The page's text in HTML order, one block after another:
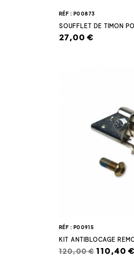
RÉF : P00873
SOUFFLET DE TIMON
27,00 €
RÉF : P00915
KIT ANTIBLOCAGE
120,00 € 110,40 €